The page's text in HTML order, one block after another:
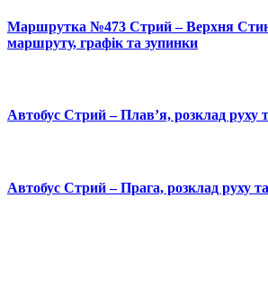
Маршрутка №473 Стрий – Верхня
маршруту, графік та зупинки
Автобус Стрий – Плав’я, розклад руху
Автобус Стрий – Прага, розклад руху та